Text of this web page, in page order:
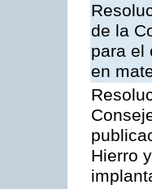
de la
para el
en
Hierro